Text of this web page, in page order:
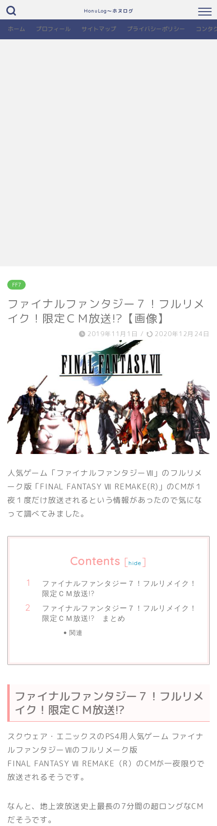
HonuLog～ホヌログ
ホーム プロフィール サイトマップ プライバシーポリシー コンタ
FF7
ファイナルファンタジー７！フルリメ
イク！限定ＣＭ放送!?【画像】
2019年11月1日 / 2020年12月24日
人気ゲーム「ファイナルファンタジーⅦ」のフルリメ
ーク版「FINAL FANTASY Ⅶ REMAKE(R)」のCMが１
夜１度だけ放送されるという情報があったので気にな
って調べてみました。
Contents [hide ]
ファイナルファンタジー７！フルリメイク！
限定ＣＭ放送!?
ファイナルファンタジー７！フルリメイク！
限定ＣＭ放送!? まとめ
関連
ファイナルファンタジー７！フルリメ
イク！限定ＣＭ放送!?
スクウェア・エニックスのPS4用人気ゲーム ファイナ
ルファンタジーⅦのフルリメーク版
FINAL FANTASY Ⅶ REMAKE（R）のCMが一夜限りで
放送されるそうです。
なんと、地上波放送史上最長の7分間の超ロングなCM
だそうです。